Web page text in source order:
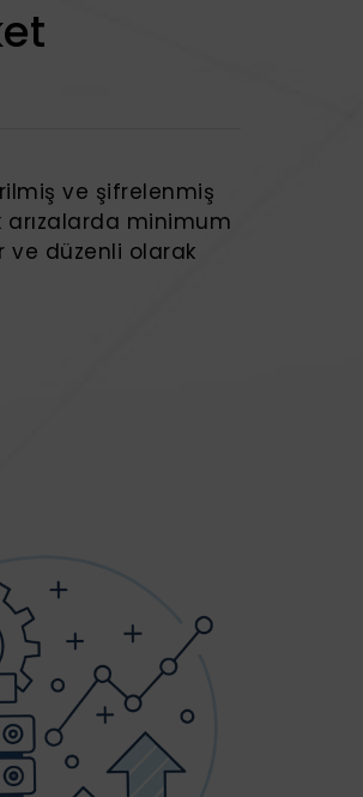
ve şifrelenmiş
arızalarda minimum
ve düzenli olarak